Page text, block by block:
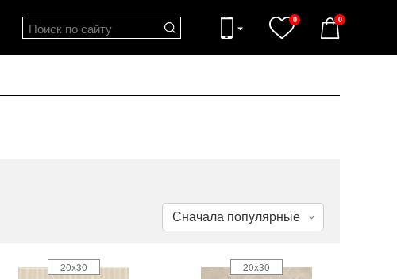
0 0
20x30 20x30